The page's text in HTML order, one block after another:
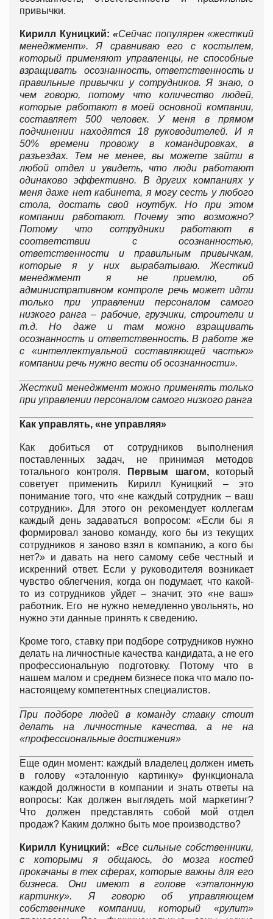
привычки.
Кирилл Куницкий: «Сейчас популярен «жесткий
менеджмент». Я сравниваю его с костылем,
который применяют управленцы, не способные
взращивать осознанность, ответственность и
правильные привычки у сотрудников. Я знаю, о
чем говорю, потому что количество людей,
которые работают в моей основной компании,
составляет 500 человек. У меня в прямом
подчинении находятся 18 руководителей. И я
50% времени провожу в командировках, в
разъездах. Тем не менее, вы можете зайти в
любой отдел и увидеть, что люди работают
одинаково эффективно. В других компаниях у
меня даже нет кабинета, я могу сесть у любого
стола, достать свой ноутбук. Но при этом
компании работают. Почему это возможно?
Потому что сотрудники работают в
соответствии с осознанностью,
ответственности и правильным привычкам,
которые я у них вырабатываю. Жесткий
менеджмент я не приемлю, об
административном контроле речь может идти
только при управлении персоналом самого
низкого ранга – рабочие, грузчики, строители и
т.д. Но даже и там можно взращивать
осознанность и ответственность. В работе же
с «интеллектуальной составляющей частью»
компании речь нужно вести об осознанности».
Жесткий менеджмент можно применять только
при управлении персоналом самого низкого ранга
Как управлять, «не управляя»
Как добиться от сотрудников выполнения
поставленных задач, не принимая методов
тотального контроля.
Первым шагом, который
советует применить Кирилл Куницкий – это
понимание того, что «не каждый сотрудник – ваш
сотрудник». Для этого он рекомендует коллегам
каждый день задаваться вопросом: «Если бы я
формировал заново команду, кого бы из текущих
сотрудников я заново взял в компанию, а кого бы
нет?» и давать на него самому себе честный и
искренний ответ. Если у руководителя возникает
чувство облегчения, когда он подумает, что какой-
то из сотрудников уйдет – значит, это «не ваш»
работник. Его не нужно немедленно увольнять, но
нужно эти данные принять к сведению.
Кроме того, ставку при подборе сотрудников нужно
делать на личностные качества кандидата, а не его
профессиональную подготовку. Потому что в
нашем малом и среднем бизнесе пока что мало по-
настоящему компетентных специалистов.
При подборе людей в команду ставку стоит
делать на личностные качества, а не на
«профессиональные достижения»
Еще один момент: каждый владелец должен иметь
в голову «эталонную картинку» функционала
каждой должности в компании и знать ответы на
вопросы: Как должен выглядеть мой маркетинг?
Что должен представлять собой мой отдел
продаж? Каким должно быть мое производство?
Кирилл Куницкий:«Все сильные собственники,
с которыми я общаюсь, до мозга костей
прокачаны в тех сферах, которые важны для его
бизнеса. Они имеют в голове «эталонную
картинку». Я говорю об управляющем
собственнике компании, который «рулит»